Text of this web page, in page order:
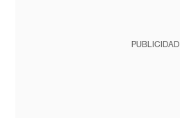
PUBLICIDAD